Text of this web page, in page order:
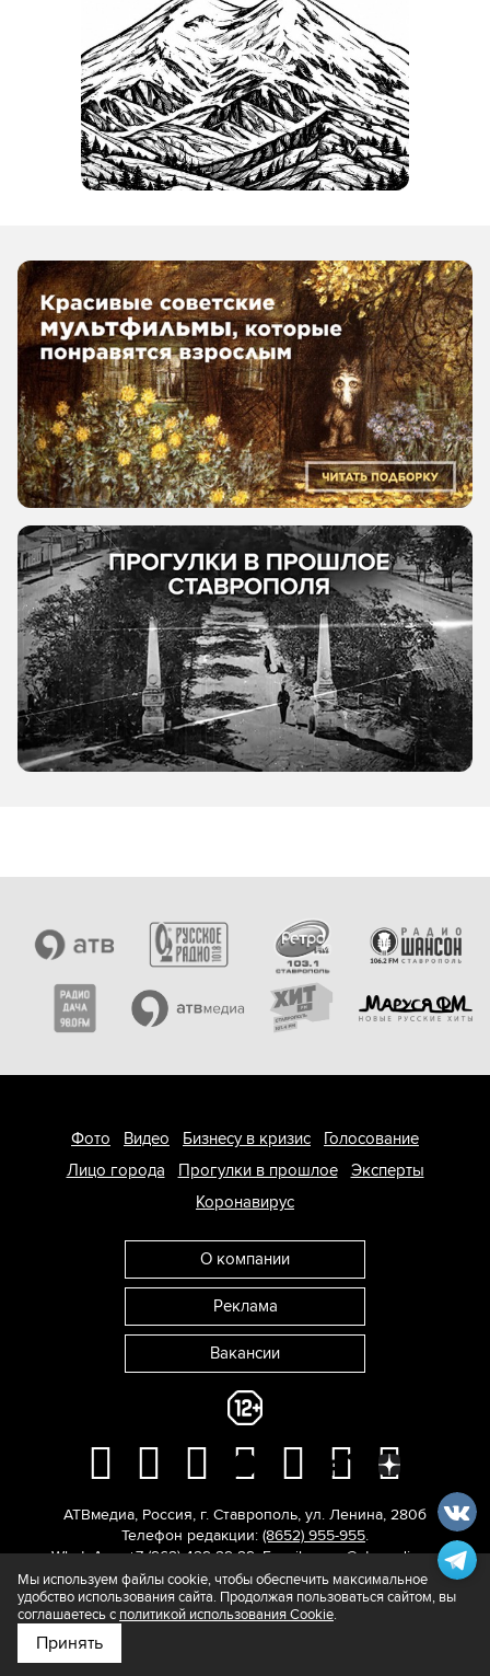
Подпишитесь на нас в
Фото Видео Бизнесу в кризис
Голосование
Лицо города
Прогулки в прошлое
Эксперты
Коронавирус
О компании
Реклама
Вакансии
АТВмедиа, Россия, г. Ставрополь, ул. Ленина, 280б
Телефон редакции: (8652) 955-955.
WhatsApp: +7 (962) 429-29-29. E-mail:news@atvmedia.ru.
© 2017-2026. Все права защищены.
Мы используем файлы cookie, чтобы обеспечить максимальное
удобство использования сайта. Продолжая пользоваться сайтом, вы
соглашаетесь с политикой использования Cookie.
Принять